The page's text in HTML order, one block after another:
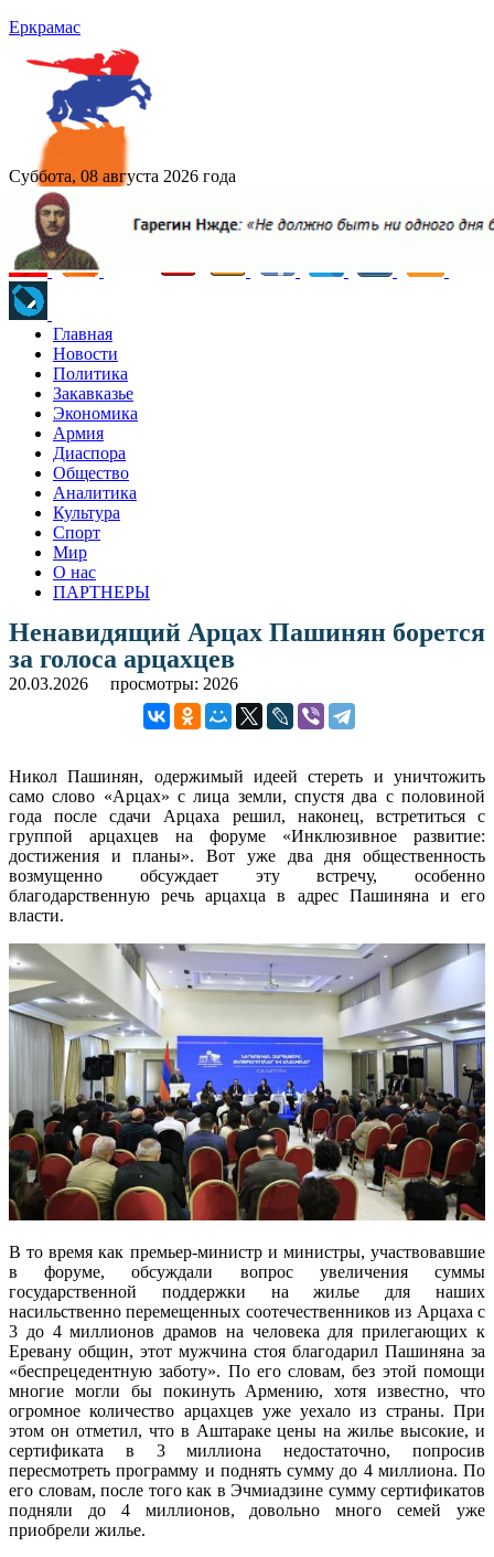
Еркрамас
Суббота, 08 августа 2026 года
Главная
Новости
Политика
Закавказье
Экономика
Армия
Диаспора
Общество
Аналитика
Культура
Спорт
Мир
О нас
ПАРТНЕРЫ
Ненавидящий Арцах Пашинян борется
за голоса арцахцев
20.03.2026 просмотры: 2026
Никол Пашинян, одержимый идеей стереть и уничтожить
само слово «Арцах» с лица земли, спустя два с половиной
года после сдачи Арцаха решил, наконец, встретиться с
группой арцахцев на форуме «Инклюзивное развитие:
достижения и планы». Вот уже два дня общественность
возмущенно обсуждает эту встречу, особенно
благодарственную речь арцахца в адрес Пашиняна и его
власти.
В то время как премьер-министр и министры, участвовавшие
в форуме, обсуждали вопрос увеличения суммы
государственной поддержки на жилье для наших
насильственно перемещенных соотечественников из Арцаха с
3 до 4 миллионов драмов на человека для прилегающих к
Еревану общин, этот мужчина стоя благодарил Пашиняна за
«беспрецедентную заботу». По его словам, без этой помощи
многие могли бы покинуть Армению, хотя известно, что
огромное количество арцахцев уже уехало из страны. При
этом он отметил, что в Аштараке цены на жилье высокие, и
сертификата в 3 миллиона недостаточно, попросив
пересмотреть программу и поднять сумму до 4 миллиона. По
его словам, после того как в Эчмиадзине сумму сертификатов
подняли до 4 миллионов, довольно много семей уже
приобрели жилье.